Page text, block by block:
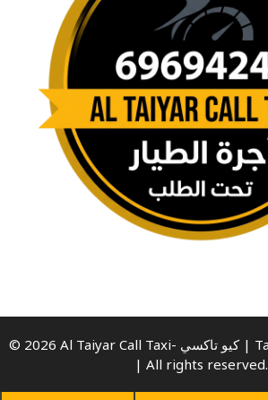
© 2026 Al Taiyar Call Taxi- كيو تاكسي | Taxi Service in Kuwait
| All rights reserved.